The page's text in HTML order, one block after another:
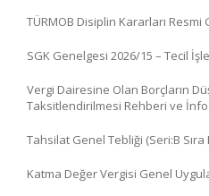
TÜRMOB Disiplin Kararları Resmi
SGK Genelgesi 2026/15 – Tecil
Vergi Dairesine Olan Borçların
Taksitlendirilmesi Rehberi ve
Tahsilat Genel Tebliği (Seri:B Sıra
Katma Değer Vergisi Genel